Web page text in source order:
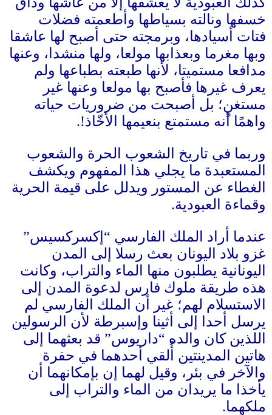
خسفها ونالته بسياطها وأطعمته فضلات
فتات أسيادها، وبرمجته حتى أصبح لها عاشقا
وبها مغرما وبعذابها مولعا، ولها منشدا، وعنها
مدافعا مستميتا، لأنها طبعته بطباعها ولم
يعرف غيرها فأصبح بها مولعا وعنها غير
مستغنٍ؛ بل أصبحت من ضروريات حياته
واهمًا أنه مستمتع بنعيمها الأخّاذ!.
وربما في تاريخ الشعوب الحرة والشعوب
المستعبدة ما يجلي هذا المفهوم ويكشف
الغطاء عن المستور ويدلل على قيمة الحرية
وقماءة العبودية.
عندما أراد الملك الفارسي “إكسركسيس”
غزو بلاد اليونان بعث رسلا إلى المدن
اليونانية يطلبون منها الماء والتراب، وكانت
هذه طريقة ملوك فارس لدعوة المدن إلى
الاستسلام لهم؛ غير أن الملك الفارسي لم
يرسل أحدا إلى أثينا وإسبرطة لأن الرسولين
اللذين كان والده “داريوس” قد بعثهما إلى
هاتين المدينتين أُلقي أحدهما في حفرة
والآخر في بئر، وقيل لهما إن بإمكانهما أن
يأخذا ما يريدان من الماء والتراب إلى
ملكهما.